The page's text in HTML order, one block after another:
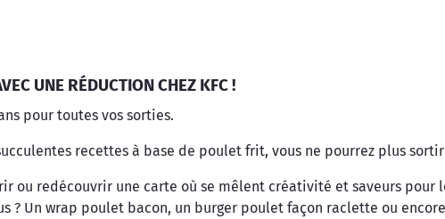
UNE RÉDUCTION CHEZ KFC !
pour toutes vos sorties.
recettes à base de poulet frit, vous ne pourrez plus sortir
ou redécouvrir une carte où se mêlent créativité et saveurs
? Un wrap poulet bacon, un burger poulet façon raclette ou